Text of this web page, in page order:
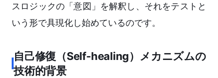
スロジックの「意図」を解釈し、それをテストと
いう形で具現化し始めているのです。
自己修復（Self-healing）メカニズムの
技術的背景